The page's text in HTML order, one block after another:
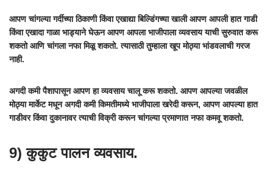
आपण चांगल्या गर्दीच्या ठिकाणी किंवा एखाद्या बिल्डिंगच्या खाली आपण आपली हात गाडी
किंवा एखादा गाळा भाड्याने घेऊन आपण आपला भाजीपाला व्यवसाय याची सुरुवात करू
शकतो आणि चांगला नफा मिळू शकतो. त्यासाठी तुम्हाला खूप मोठ्या भांडवलाची गरज
नाही.
अगदी कमी पैशापासून आपण हा व्यवसाय चालू करू शकतो. आपण आपल्या जवळील
मोठ्या मार्केट मधून अगदी कमी किमतीमध्ये भाजीपाला खरेदी करून, आपण आपल्या हात
गाडीवर किंवा दुकानावर त्याची विक्री करून चांगल्या प्रमाणात नफा कमवू शकतो.
9) कुकुट पालन व्यवसाय.